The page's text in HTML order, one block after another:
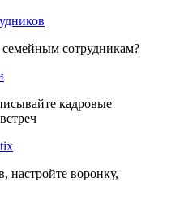
семейным сотрудникам?
кадровые
настройте воронку,